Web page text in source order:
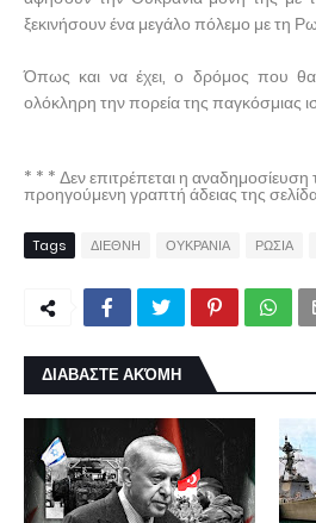
ξεκινήσουν ένα μεγάλο πόλεμο με τη
Όπως και να έχει, ο δρόμος που θα
ολόκληρη την πορεία της παγκόσμιας
* * * Δεν επιτρέπεται η
προηγούμενη γραπτή άδειας της
Tags ΔΙΕΘΝΗ ΟΥΚΡΑΝΙΑ ΡΩΣΙΑ
ΔΙΑΒΑΣΤΕ ΑΚΌΜΗ